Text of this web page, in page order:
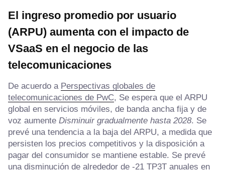
El ingreso promedio por usuario
(ARPU) aumenta con el impacto de
VSaaS en el negocio de las
telecomunicaciones
De acuerdo a Perspectivas globales de
telecomunicaciones de PwC, Se espera que el ARPU
global en servicios móviles, de banda ancha fija y de
voz aumente Disminuir gradualmente hasta 2028. Se
prevé una tendencia a la baja del ARPU, a medida que
persisten los precios competitivos y la disposición a
pagar del consumidor se mantiene estable. Se prevé
una disminución de alrededor de -21 TP3T anuales en